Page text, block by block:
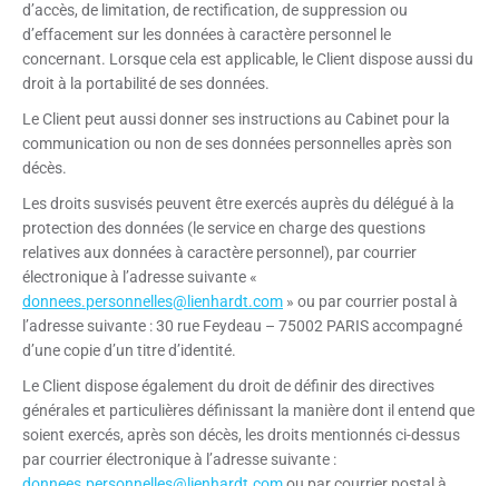
d’accès, de limitation, de rectification, de suppression ou
d’effacement sur les données à caractère personnel le
concernant. Lorsque cela est applicable, le Client dispose aussi du
droit à la portabilité de ses données.
Le Client peut aussi donner ses instructions au Cabinet pour la
communication ou non de ses données personnelles après son
décès.
Les droits susvisés peuvent être exercés auprès du délégué à la
protection des données (le service en charge des questions
relatives aux données à caractère personnel), par courrier
électronique à l’adresse suivante «
donnees.personnelles@lienhardt.com » ou par courrier postal à
l’adresse suivante : 30 rue Feydeau – 75002 PARIS accompagné
d’une copie d’un titre d’identité.
Le Client dispose également du droit de définir des directives
générales et particulières définissant la manière dont il entend que
soient exercés, après son décès, les droits mentionnés ci-dessus
par courrier électronique à l’adresse suivante :